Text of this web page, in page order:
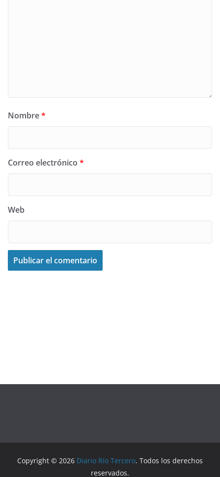
Nombre*
Correo electrónico *
Web
Copyright © 2026 Diario Río Tercero. Todos los derechos
reservados.